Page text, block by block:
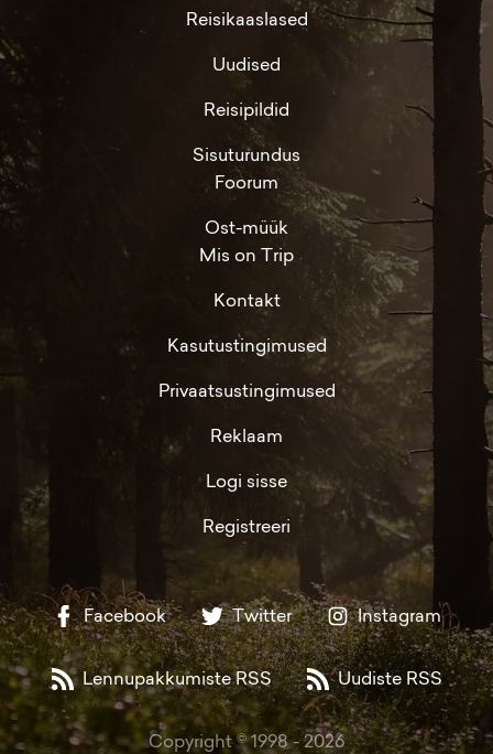
Reisikaaslased
Uudised
Reisipildid
Sisuturundus
Foorum
Ost-müük
Mis on Trip
Kontakt
Kasutustingimused
Privaatsustingimused
Reklaam
Logi sisse
Registreeri
Facebook Twitter Instagram
Lennupakkumiste RSS Uudiste RSS
Copyright © 1998 -2026